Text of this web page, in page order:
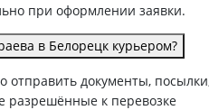
при оформлении заявки.
в Белорецк курьером?
отправить документы,
разрешённые к перевозке